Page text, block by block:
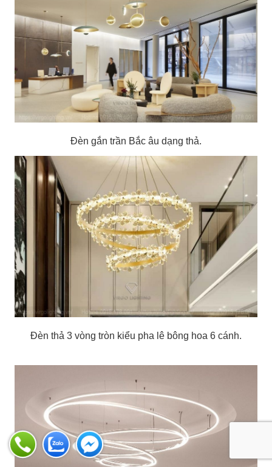
Đèn gắn trần Bắc âu dạng thả.
Đèn thả 3 vòng tròn kiểu pha lê bông hoa 6 cánh.